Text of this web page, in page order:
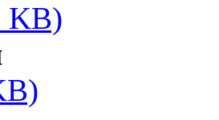
KB)